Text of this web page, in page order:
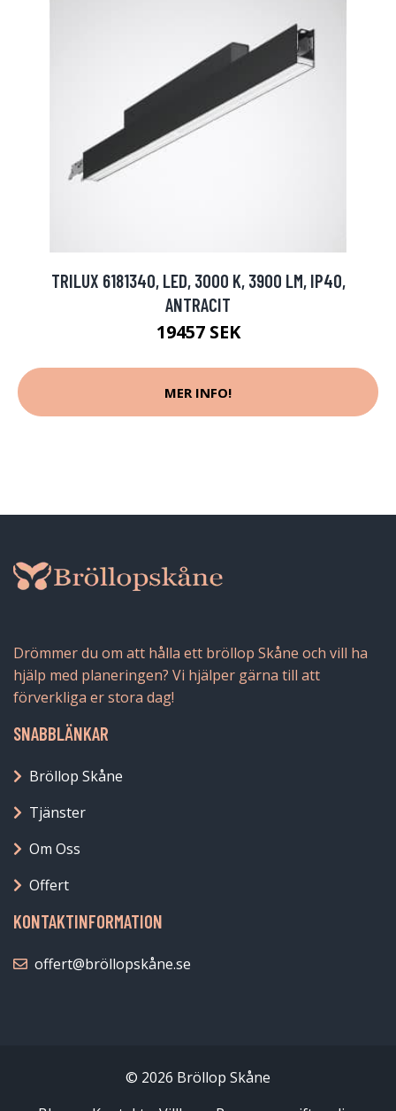
TRILUX 6181340, LED, 3000 K, 3900 LM, IP40,
ANTRACIT
19457 SEK
MER INFO!
Drömmer du om att hålla ett bröllop Skåne och vill ha
hjälp med planeringen? Vi hjälper gärna till att
förverkliga er stora dag!
SNABBLÄNKAR
Bröllop Skåne
Tjänster
Om Oss
Offert
KONTAKTINFORMATION
offert@bröllopskåne.se
© 2026 Bröllop Skåne